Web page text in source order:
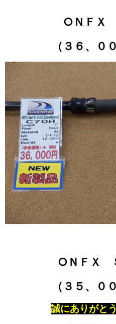
○ＮＦＸ
（３６、０
○ＮＦＸ
（３５、０
誠にありがと